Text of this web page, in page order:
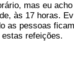
mas eu acho
às 17 horas.
as pessoas
refeições.